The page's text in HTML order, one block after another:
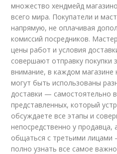
множество хендмейд
всего мира. Покупатели и
напрямую, не оплачивая
комиссий посредников.
цены работ и условия
совершают отправку покупки
внимание, в каждом
могут быть использованы
доставки — самостоятельно
представленных, который
обсуждаете все этапы и
непосредственно у продавца,
общаться с третьими лицами
полно узнать все самое